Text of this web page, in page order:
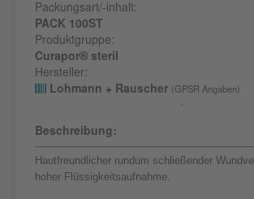
Packungsart/-inhalt:
PACK 100ST
Produktgruppe:
Curapor® steril
Hersteller:
Lohmann + Rauscher
(GPSR Angaben)
Beschreibung:
Hautfreundlicher rundum schließender
hoher Flüssigkeitsaufnahme.